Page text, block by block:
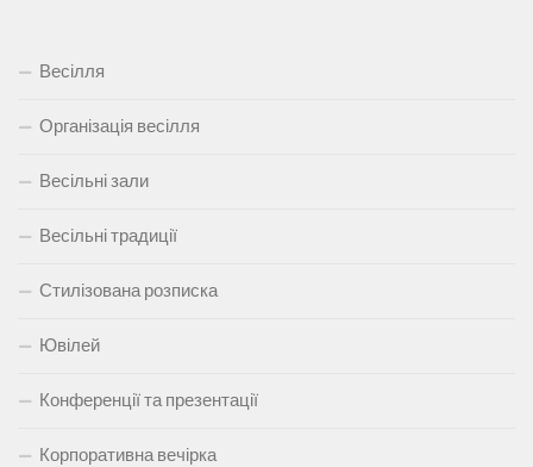
Весілля
Організація весілля
Весільні зали
Весільні традиції
Стилізована розписка
Ювілей
Конференції та презентації
Корпоративна вечірка